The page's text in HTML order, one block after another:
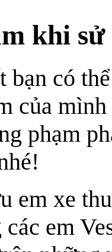
khi sử
bạn có
của
phạm
em xe
các em